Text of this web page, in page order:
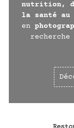
nutrition,
la santé au
en